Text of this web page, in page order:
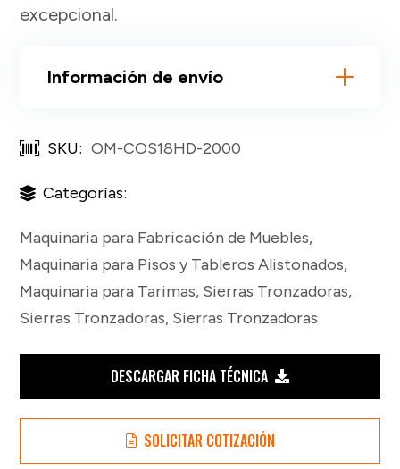
excepcional.
Información de envío
SKU: OM-COS18HD-2000
Categorías:
Maquinaria para Fabricación de Muebles,
Maquinaria para Pisos y Tableros Alistonados,
Maquinaria para Tarimas, Sierras Tronzadoras,
Sierras Tronzadoras, Sierras Tronzadoras
DESCARGAR FICHA TÉCNICA
SOLICITAR COTIZACIÓN